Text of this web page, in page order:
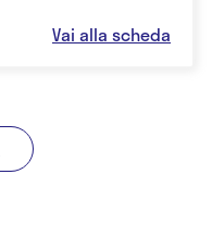
Vai alla scheda